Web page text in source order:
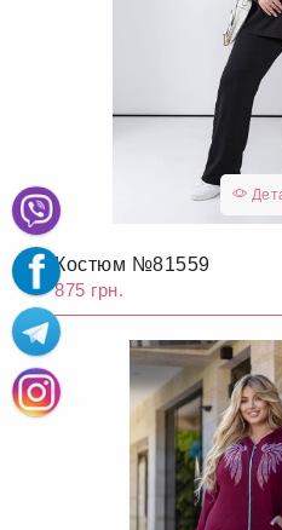
Костюм №81559
875 грн.